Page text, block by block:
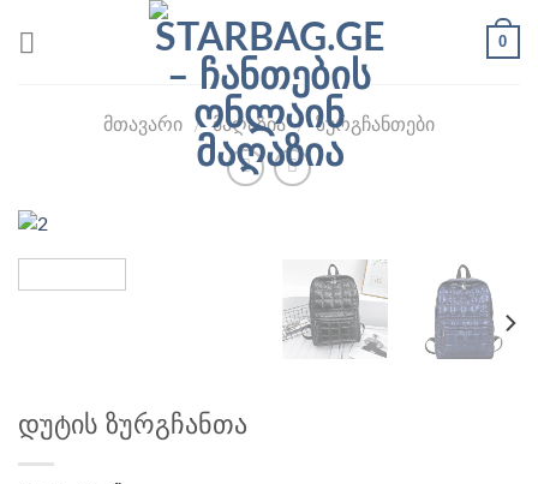
0
ᲛᲗᲐᲕᲐᲠᲘ / ᲛᲐᲦᲐᲖᲘᲐ / ᲖᲣᲠᲒᲩᲐᲜᲗᲔᲑᲘ
დუტის ზურგჩანთა